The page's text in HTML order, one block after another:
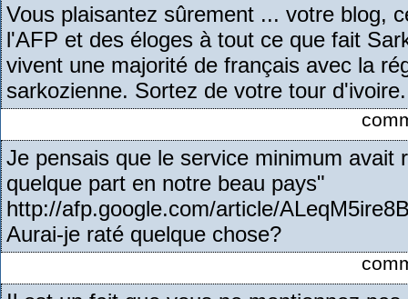
Vous plaisantez sûrement ... votre blog,
l'AFP et des éloges à tout ce que fait
vivent une majorité de français avec la
sarkozienne. Sortez de votre tour d'ivoire.
Je pensais que le service minimum
quelque part en notre beau pays"
http://afp.google.com/article/
Aurai-je raté quelque chose?